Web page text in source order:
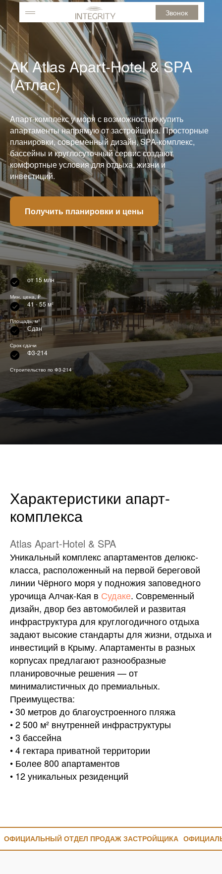
Звонок
АК Atlas Apart-Hotel & SPA
(Атлас)
Aпарт-комплекс у моря с возможностью купить
апартаменты напрямую от застройщика. Просторные
планировки, современный дизайн, SPA-комплекс,
бассейны и круглосуточный сервис создают
комфортные условия для отдыха, жизни и
инвестиций.
Получить планировки и цены
от 15 млн
Мин. цена, ₽
41 - 55 м²
Площадь, м²
Сдан
Срок сдачи
Ф3-214
Строительство по Ф3-214
Характеристики апарт-
комплекса
Atlas Apart-Hotel & SPA
Уникальный комплекс апартаментов делюкс-
класса, расположенный на первой береговой
линии Чёрного моря у подножия заповедного
урочища Алчак-Кая в Судаке. Современный
дизайн, двор без автомобилей и развитая
инфраструктура для круглогодичного отдыха
задают высокие стандарты для жизни, отдыха и
инвестиций в Крыму. Апартаменты в разных
корпусах предлагают разнообразные
планировочные решения — от
минималистичных до премиальных.
Преимущества:
• 30 метров до благоустроенного пляжа
• 2 500 м² внутренней инфраструктуры
• 3 бассейна
• 4 гектара приватной территории
• Более 800 апартаментов
• 12 уникальных резиденций
ОФИЦИАЛЬНЫЙ ОТДЕЛ ПРОДАЖ ЗАСТРОЙЩИКА